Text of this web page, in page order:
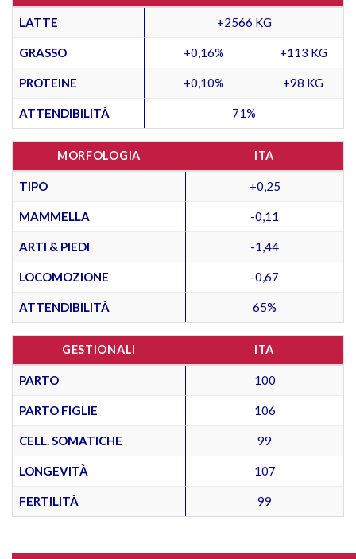
LATTE +2566 KG
GRASSO +0,16% +113 KG
PROTEINE +0,10% +98 KG
ATTENDIBILITÀ 71%
MORFOLOGIA ITA
TIPO +0,25
MAMMELLA -0,11
ARTI & PIEDI -1,44
LOCOMOZIONE -0,67
ATTENDIBILITÀ 65%
GESTIONALI ITA
PARTO 100
PARTO FIGLIE 106
CELL. SOMATICHE 99
LONGEVITÀ 107
FERTILITÀ 99